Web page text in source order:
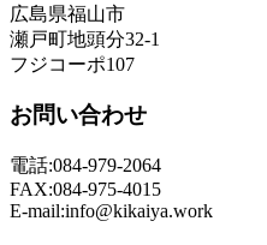
広島県福山市
瀬戸町地頭分32-1
フジコーポ107
お問い合わせ
電話:084-979-2064
FAX:084-975-4015
E-mail:info@kikaiya.work